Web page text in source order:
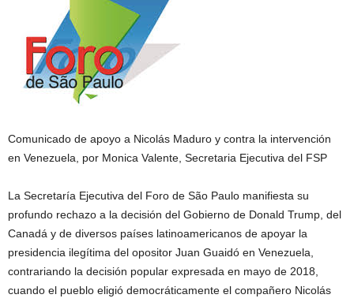
Comunicado de apoyo a Nicolás Maduro y contra la intervención
en Venezuela, por Monica Valente, Secretaria Ejecutiva del FSP
La Secretaría Ejecutiva del Foro de São Paulo manifiesta su
profundo rechazo a la decisión del Gobierno de Donald Trump, del
Canadá y de diversos países latinoamericanos de apoyar la
presidencia ilegítima del opositor Juan Guaidó en Venezuela,
contrariando la decisión popular expresada en mayo de 2018,
cuando el pueblo eligió democráticamente el compañero Nicolás